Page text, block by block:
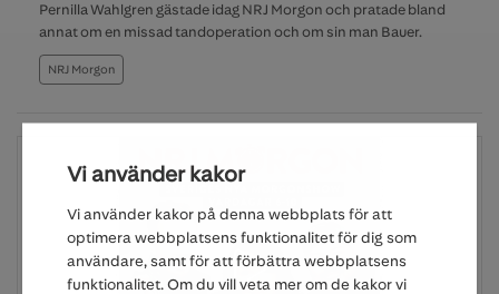
Vi använder kakor
Vi använder kakor på denna webbplats för att
optimera webbplatsens funktionalitet för dig som
användare, samt för att förbättra webbplatsens
funktionalitet. Om du vill veta mer om de kakor vi
Pernilla Wahlgren gästade idag NRJ Morgon och pratade bland
annat om en missad tandoperation och om sin man Bauer.
NRJ Morgon